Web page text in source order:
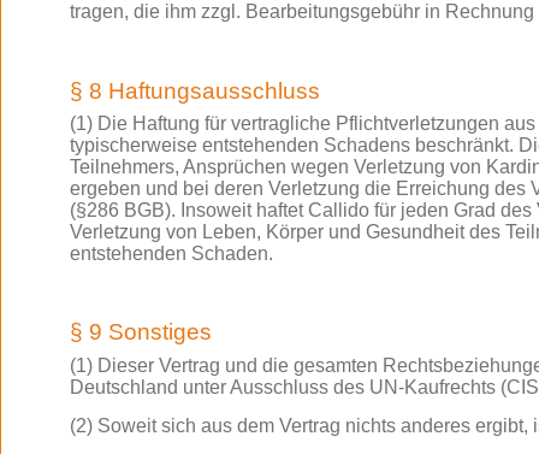
tragen, die ihm zzgl. Bearbeitungsgebühr in
§ 8 Haftungsausschluss
(1) Die Haftung für vertragliche Pflichtverletzungen
typischerweise entstehenden Schadens beschränkt.
Teilnehmers, Ansprüchen wegen Verletzung von
ergeben und bei deren Verletzung die Erreichung des
(§286 BGB). Insoweit haftet Callido für jeden Grad
Verletzung von Leben, Körper und Gesundheit des
entstehenden Schaden.
§ 9 Sonstiges
(1) Dieser Vertrag und die gesamten
Deutschland unter Ausschluss des UN-Kaufrechts
(2) Soweit sich aus dem Vertrag nichts anderes